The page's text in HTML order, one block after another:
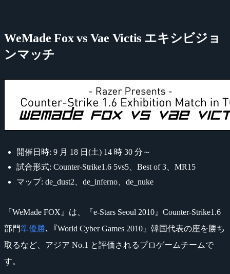
WeMade Fox vs Vae Victis エキシビジョ
ンマッチ
開催日時: 9 月 18 日(土) 14 時 30 分～
試合形式: Counter-Strike1.6 5vs5、Best of 3、MR15
マップ: de_dust2、de_inferno、de_nuke
『WeMade FOX』は、『e-Stars Seoul 2010』Counter-Strike1.6
部門準優勝､『World Cyber Games 2010』韓国代表の座を勝ち
取るなど、アジア No.1 と評価されるプロゲームチームで
す。